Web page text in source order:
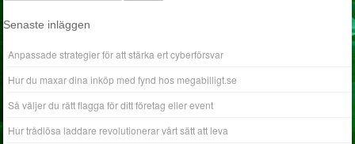
Senaste inläggen
Anpassade strategier för att stärka ert cyberförsvar
Hur du maxar dina inköp med fynd hos megabilligt.se
Så väljer du rätt flagga för ditt företag eller event
Hur trådlösa laddare revolutionerar vårt sätt att leva